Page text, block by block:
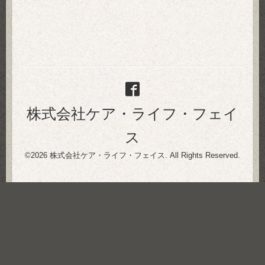
株式会社ケア・ライフ・フェイ
ス
©2026 株式会社ケア・ライフ・フェイス . All Rights Reserved.